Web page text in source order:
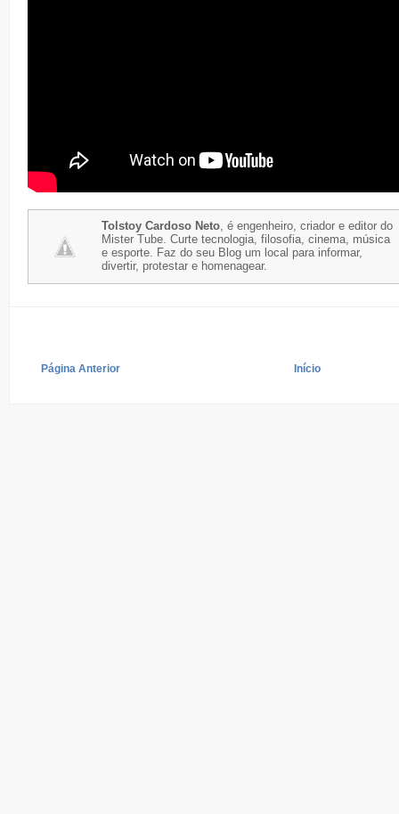
Tolstoy Cardoso Neto, é engenheiro, criador e editor do
Mister Tube. Curte tecnologia, filosofia, cinema, música
e esporte. Faz do seu Blog um local para informar,
divertir, protestar e homenagear.
Página Anterior Início